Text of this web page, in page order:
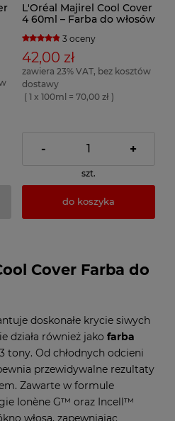
L'Oréal Majirel Cool Cover
4 60ml – Farba do włosów
3 oceny
42,00 zł
zawiera 23% VAT, bez kosztów
dostawy
( 1 x 100ml = 70,00 zł )
- +
szt.
do koszyka
Cover Farba do
doskonałe krycie siwych
działa również jako farba
tony. Od chłodnych odcieni
przewidywalne rezultaty
Zawarte w formule
Ionène G™ oraz Incell™
włosa, zapewniając